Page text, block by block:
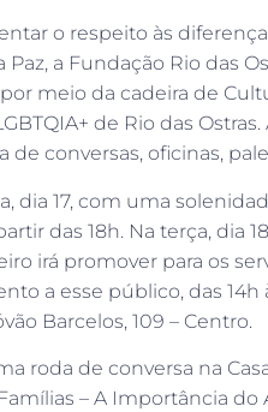
o respeito às
a Fundação Rio das
meio da cadeira de
de Rio das
de conversas, oficinas,
dia 17, com uma
das 18h. Na terça, dia
irá promover para os
a esse público, das 14h
Barcelos, 109 – Centro.
roda de conversa na
– A Importância